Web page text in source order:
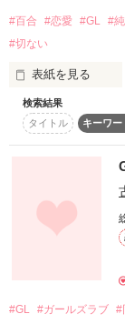
恋か嫉妬か、友情
それを決める手立
徐々に百合要素
10年の時を経て
物語の舞台は
それも含めてお
#百合 #恋愛 #GL #
#切ない
表紙を見る
「友達とか、いり
孤独を選ばざる
幼い頃のトラウ
そんなサラを救
二人の織り成す
検索結果
タイトル
キーワー
#GL #ガールズラブ #